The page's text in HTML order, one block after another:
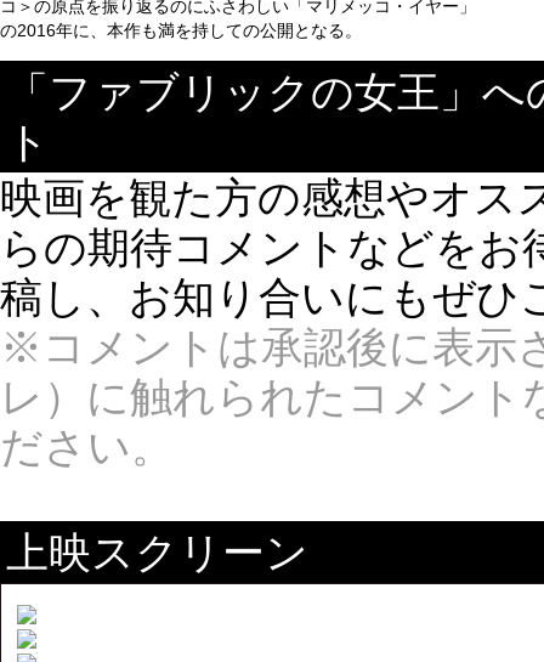
コ＞の原点を振り返るのにふさわしい「マリメッコ・イヤー」
の2016年に、本作も満を持しての公開となる。
「ファブリックの女王」
ト
映画を観た方の感想やオス
らの期待コメントなどを
稿し、お知り合いにもぜひ
※コメントは承認後に表示
レ）に触れられたコメン
ださい。
上映スクリーン